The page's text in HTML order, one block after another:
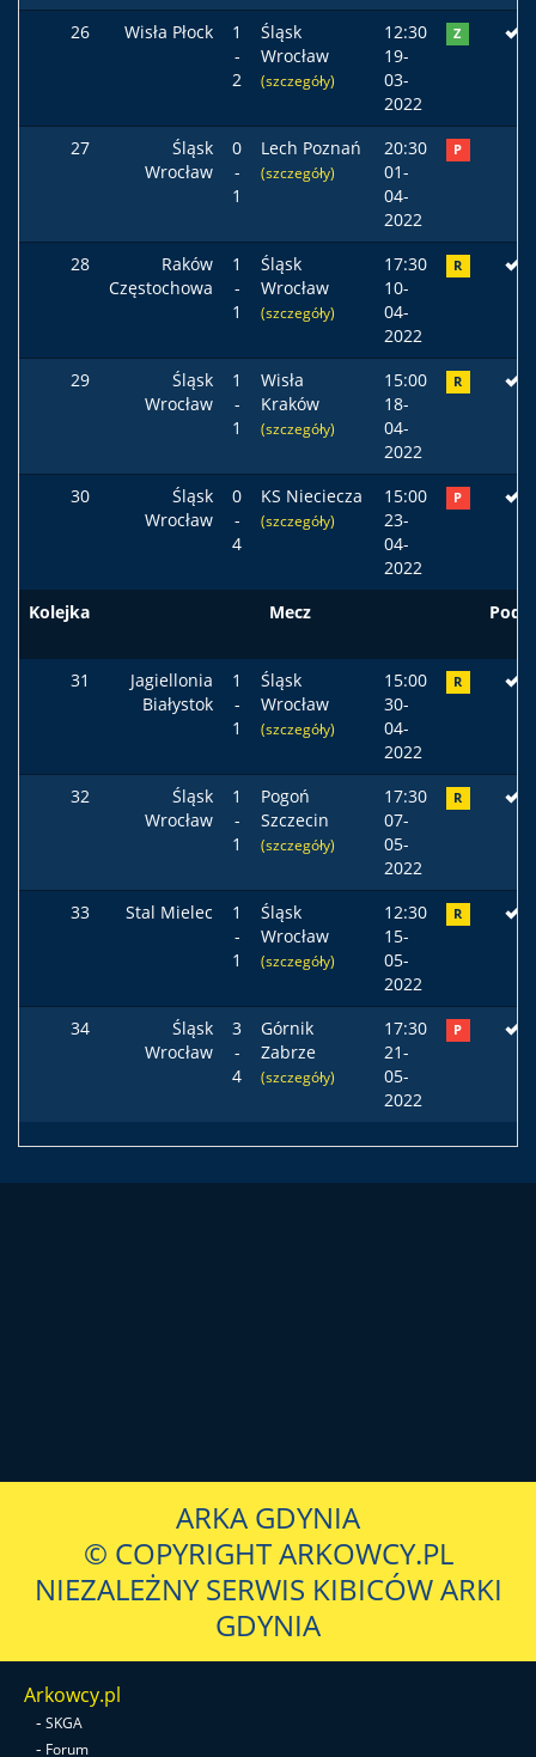
26 Wisła Płock
1
-
2
Śląsk
Wrocław
(szczegóły)
12:30
19-
03-
2022
Z
27
Śląsk
Wrocław
0
-
1
Lech Poznań
(szczegóły)
20:30
01-
04-
2022
P
28
Raków
Częstochowa
1
-
1
Śląsk
Wrocław
(szczegóły)
17:30
10-
04-
2022
R
29
Śląsk
Wrocław
1
-
1
Wisła
Kraków
(szczegóły)
15:00
18-
04-
2022
R
30
Śląsk
Wrocław
0
-
4
KS Nieciecza
(szczegóły)
15:00
23-
04-
2022
P
Kolejka Mecz Podst
31
Jagiellonia
Białystok
1
-
1
Śląsk
Wrocław
(szczegóły)
15:00
30-
04-
2022
R
32
Śląsk
Wrocław
1
-
1
Pogoń
Szczecin
(szczegóły)
17:30
07-
05-
2022
R
33 Stal Mielec
1
-
1
Śląsk
Wrocław
(szczegóły)
12:30
15-
05-
2022
R
34
Śląsk
Wrocław
3
-
4
Górnik
Zabrze
(szczegóły)
17:30
21-
05-
2022
P
ARKA GDYNIA
© COPYRIGHT ARKOWCY.PL
NIEZALEŻNY SERWIS KIBICÓW ARKI
GDYNIA
Arkowcy.pl
- SKGA
- Forum